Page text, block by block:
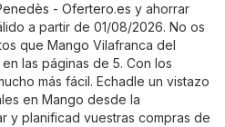
- Ofertero.es y ahorrar
a partir de 01/08/2026. No os
que Mango Vilafranca del
las páginas de 5. Con los
más fácil. Echadle un vistazo
en Mango desde la
y planificad vuestras compras de